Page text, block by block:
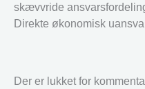
skævvride
Direkte økonomisk
Der er lukket for